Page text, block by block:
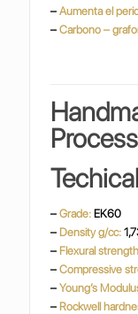
– Aumenta el
– Carbono –
Process
– Grade: EK60
– Density g/cc:
– Flexural
– Compressive
– Young’s
– Rockwell